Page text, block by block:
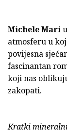
Michele Mariu
atmosferu u
povijesna
fascinantan
koji nas
zakopati.
Kratki